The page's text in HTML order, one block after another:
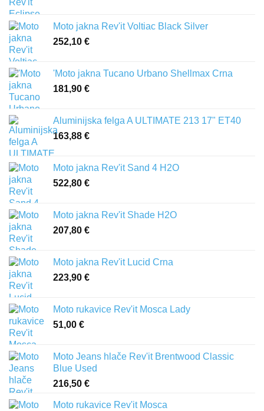
Moto jakna Rev'it Voltiac Black Silver
252,10 €
'Moto jakna Tucano Urbano Shellmax Crna
181,90 €
Aluminijska felga A ULTIMATE 213 17" ET40
163,88 €
Moto jakna Rev'it Sand 4 H2O
522,80 €
Moto jakna Rev'it Shade H2O
207,80 €
Moto jakna Rev'it Lucid Crna
223,90 €
Moto rukavice Rev'it Mosca Lady
51,00 €
Moto Jeans hlače Rev'it Brentwood Classic
Blue Used
216,50 €
Moto rukavice Rev'it Mosca